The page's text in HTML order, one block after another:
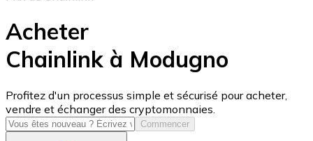
USD Coin
USDC
Acheter
Chainlink à Modugno
Profitez d'un processus simple et sécurisé pour acheter,
vendre et échanger des cryptomonnaies.
Commencer